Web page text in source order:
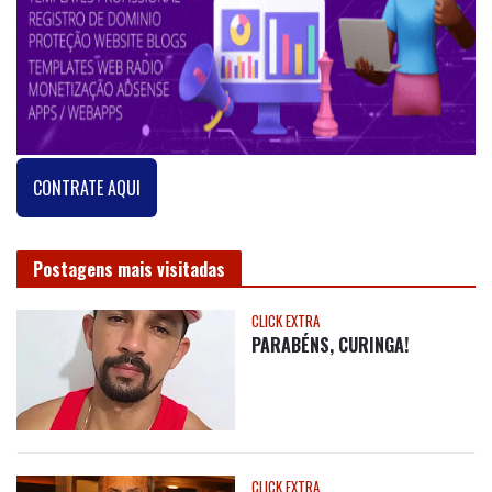
CONTRATE AQUI
Postagens mais visitadas
CLICK EXTRA
PARABÉNS, CURINGA!
CLICK EXTRA